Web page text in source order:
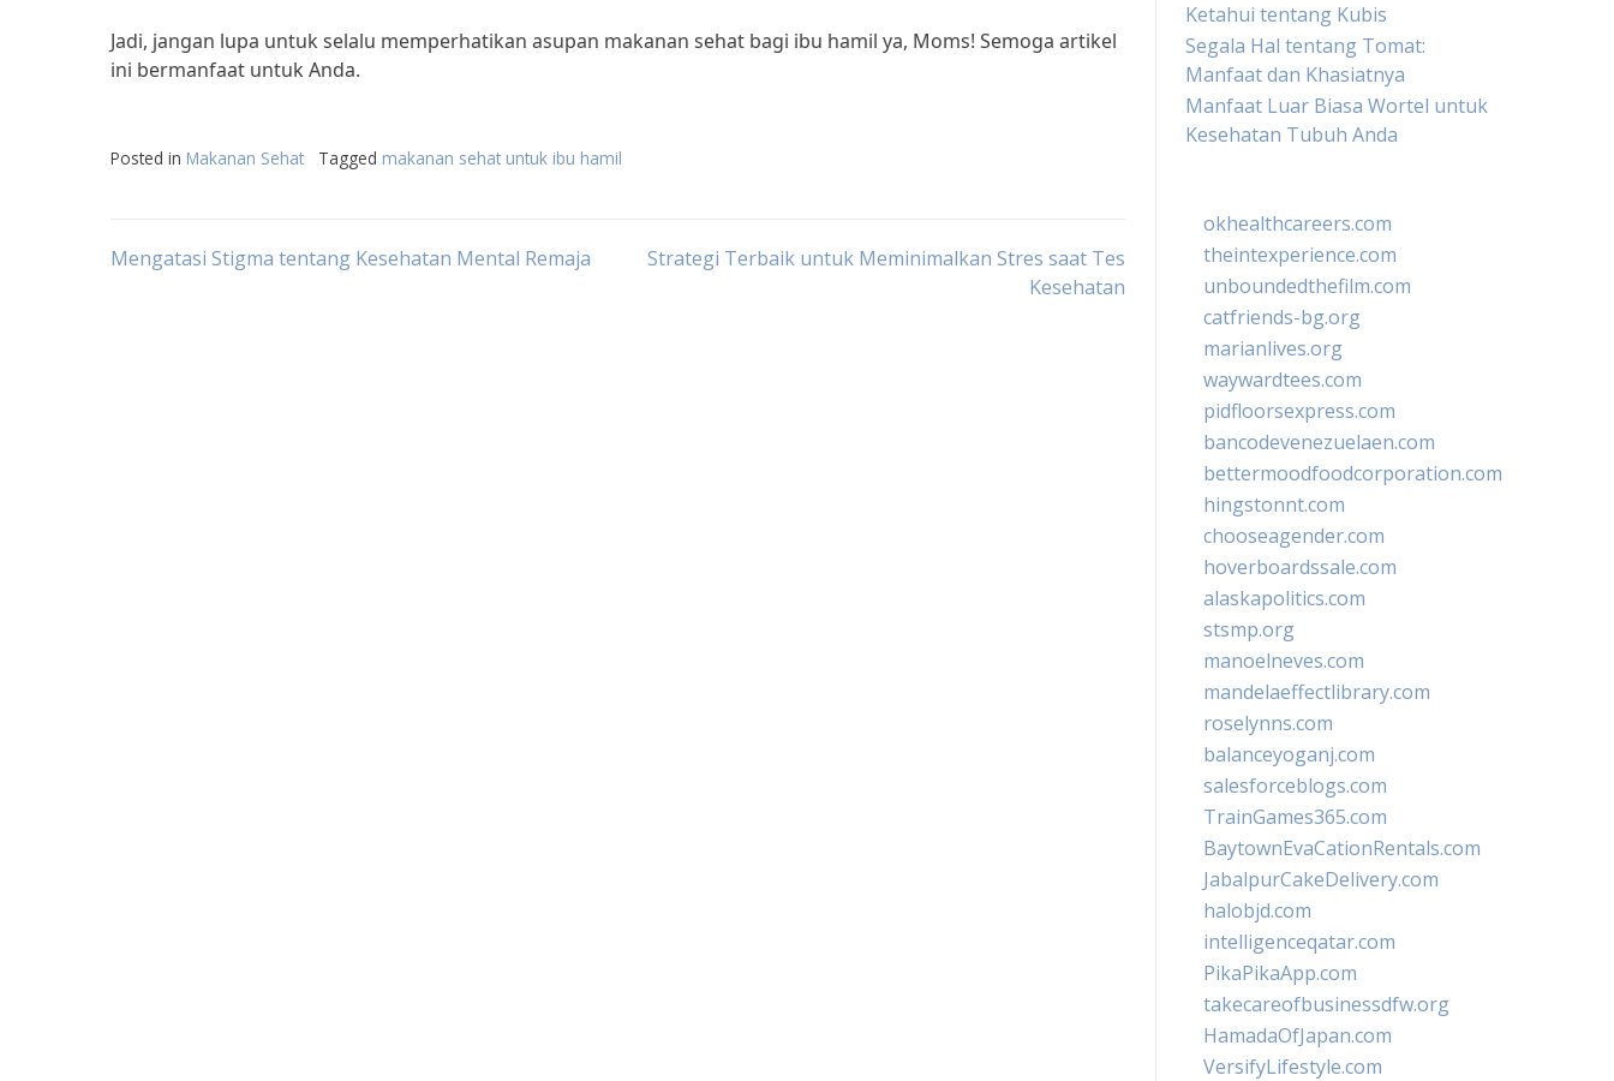
Jadi, jangan lupa untuk selalu memperhatikan asupan makanan sehat bagi ibu hamil ya, Moms! Semoga artikel
ini bermanfaat untuk Anda.
Posted in Makanan Sehat Tagged makanan sehat untuk ibu hamil
Post
Mengatasi Stigma tentang Kesehatan Mental Remaja
Strategi Terbaik untuk Meminimalkan Stres saat Tes
Kesehatan
Ketahui tentang Kubis
Segala Hal tentang Tomat:
Manfaat dan Khasiatnya
Manfaat Luar Biasa Wortel untuk
Kesehatan Tubuh Anda
okhealthcareers.com
theintexperience.com
unboundedthefilm.com
catfriends-bg.org
marianlives.org
waywardtees.com
pidfloorsexpress.com
bancodevenezuelaen.com
bettermoodfoodcorporation.com
hingstonnt.com
chooseagender.com
hoverboardssale.com
alaskapolitics.com
stsmp.org
manoelneves.com
mandelaeffectlibrary.com
roselynns.com
balanceyoganj.com
salesforceblogs.com
TrainGames365.com
BaytownEvaCationRentals.com
JabalpurCakeDelivery.com
halobjd.com
intelligenceqatar.com
PikaPikaApp.com
takecareofbusinessdfw.org
HamadaOfJapan.com
VersifyLifestyle.com